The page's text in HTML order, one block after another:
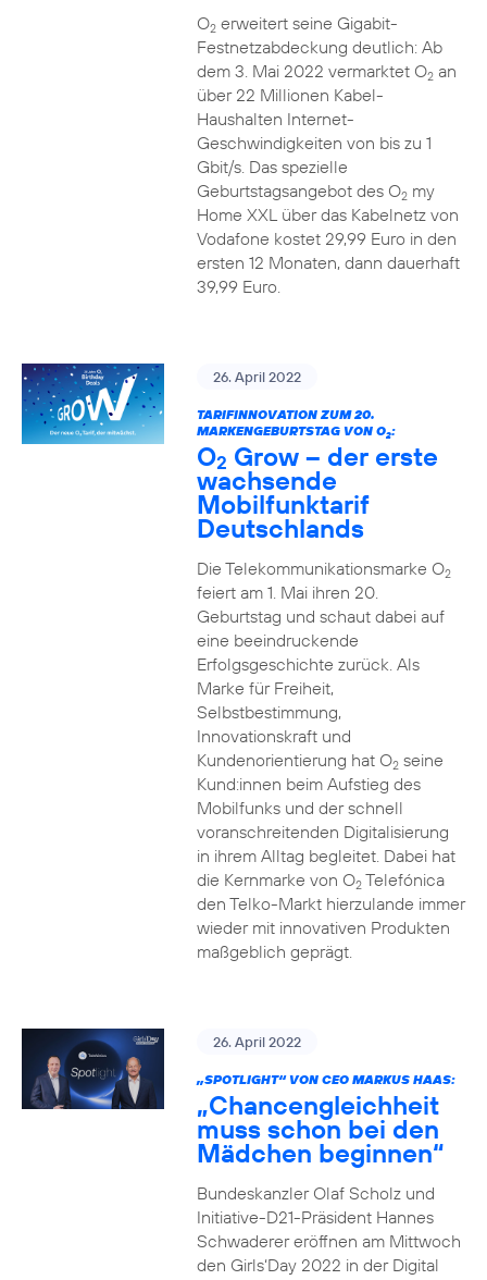
O2erweitert seine Gigabit-
Festnetzabdeckung deutlich: Ab
dem 3. Mai 2022 vermarktet O2an
über 22 Millionen Kabel-
Haushalten Internet-
Geschwindigkeiten von bis zu 1
Gbit/s. Das spezielle
Geburtstagsangebot des O2my
Home XXL über das Kabelnetz von
Vodafone kostet 29,99 Euro in den
ersten 12 Monaten, dann dauerhaft
39,99 Euro.
26. April 2022
TARIFINNOVATION ZUM 20.
MARKENGEBURTSTAG VON O2:
O2 Grow – der erste
wachsende
Mobilfunktarif
Deutschlands
Die Telekommunikationsmarke O2
feiert am 1. Mai ihren 20.
Geburtstag und schaut dabei auf
eine beeindruckende
Erfolgsgeschichte zurück. Als
Marke für Freiheit,
Selbstbestimmung,
Innovationskraft und
Kundenorientierung hat O2seine
Kund:innen beim Aufstieg des
Mobilfunks und der schnell
voranschreitenden Digitalisierung
in ihrem Alltag begleitet. Dabei hat
die Kernmarke von O2Telefónica
den Telko-Markt hierzulande immer
wieder mit innovativen Produkten
maßgeblich geprägt.
26. April 2022
„SPOTLIGHT“ VON CEO MARKUS HAAS:
„Chancengleichheit
muss schon bei den
Mädchen beginnen“
Bundeskanzler Olaf Scholz und
Initiative-D21-Präsident Hannes
Schwaderer eröffnen am Mittwoch
den Girls‘Day 2022 in der Digital